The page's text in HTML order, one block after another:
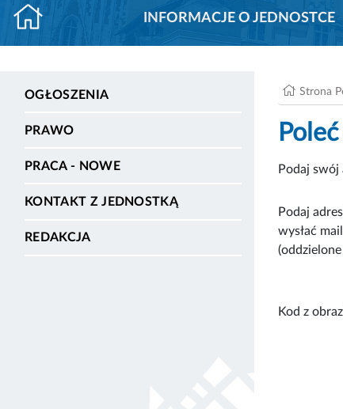
INFORMACJE O JEDNOSTCE
OGŁOSZENIA
PRAWO
PRACA - NOWE
KONTAKT Z JEDNOSTKĄ
REDAKCJA
Strona
Podaj swój
Podaj
wysłać mail
Kod z